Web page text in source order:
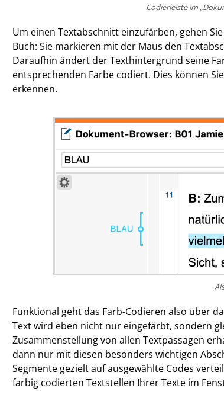
Codierleiste im
Um einen Textabschnitt einzufärben, gehen
Buch: Sie markieren mit der Maus den
Daraufhin ändert der Texthintergrund seine
entsprechenden Farbe codiert. Dies können
erkennen.
Funktional geht das Farb-Codieren also über
Text wird eben nicht nur eingefärbt, sondern
Zusammenstellung von allen Textpassagen
dann nur mit diesen besonders wichtigen
Segmente gezielt auf ausgewählte Codes
farbig codierten Textstellen Ihrer Texte im